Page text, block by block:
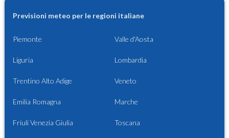
Previsioni meteo per le regioni italiane
Piemonte Valle d'Aosta
Liguria Lombardia
Trentino Alto Adige Veneto
Emilia Romagna Marche
Friuli Venezia Giulia Toscana